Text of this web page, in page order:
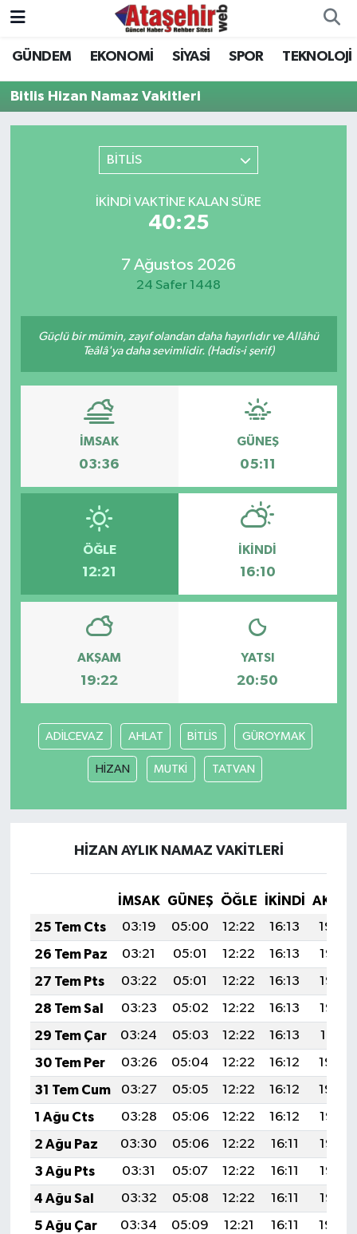
GÜNDEM EKONOMİ SİYASİ SPOR TEKNOLOJİ
Bitlis Hizan Namaz Vakitleri
BİTLİS
İKINDI VAKTINE KALAN SÜRE
40:25
7 Ağustos 2026
24 Safer 1448
Güçlü bir mümin, zayıf olandan daha hayırlıdır ve Allâhü
Teâlâ'ya daha sevimlidir. (Hadis-i şerif)
İMSAK
03:36
GÜNEŞ
05:11
ÖĞLE
12:21
İKINDI
16:10
AKŞAM
19:22
YATSI
20:50
ADİLCEVAZ AHLAT BİTLİS GÜROYMAK
HİZAN MUTKİ TATVAN
HİZAN AYLIK NAMAZ VAKITLERI
İMSAK GÜNEŞ ÖĞLE İKINDI
25 Tem Cts
03:19 05:00 12:22 16:13
19:34
26 Tem Paz
03:21 05:01 12:22 16:13
19:33
27 Tem Pts
03:22 05:01 12:22 16:13
19:32
28 Tem Sal
03:23 05:02 12:22 16:13
19:32
29 Tem Çar
03:24 05:03 12:22 16:13
19:31
30 Tem Per
03:26 05:04 12:22 16:12
19:30
31 Tem Cum
03:27 05:05 12:22 16:12
19:29
1 Ağu Cts
03:28 05:06 12:22 16:12
19:28
2 Ağu Paz
03:30 05:06 12:22 16:11
19:27
3 Ağu Pts
03:31 05:07 12:22 16:11
19:26
4 Ağu Sal
03:32 05:08 12:22 16:11
19:25
5 Ağu Çar
03:34 05:09 12:21 16:11
19:24
Hava Durumu
Trafik Durumu
Son Dakika Haberleri